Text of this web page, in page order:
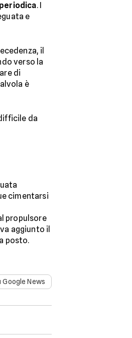
. I
e
il
verso la
di
è
da
cimentarsi
propulsore
aggiunto il
posto.
Google News